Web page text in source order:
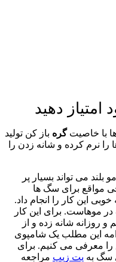
دهید
با خاصیتگره باز کن تولید
نرم کرده و شانه زدن را
می تواند بسیار پر
مواقع برای سگ ها
این کار را انجام داد.
موهاست. برای این کار
روزانه شانه زده و از
این مطلب یک شامپوی
را معرفی می کنیم. برای
سگ به پت زیپ مراجعه